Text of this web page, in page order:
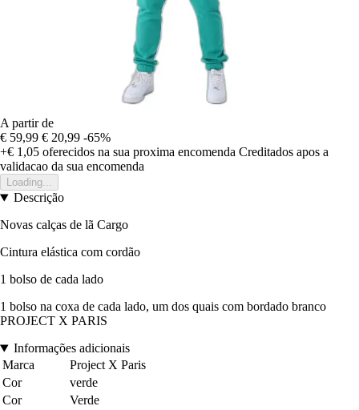
A partir de
€ 59,99 € 20,99 -65%
+€ 1,05 oferecidos na sua proxima encomenda Creditados apos a
validacao da sua encomenda
Loading...
Descrição
Novas calças de lã Cargo
Cintura elástica com cordão
1 bolso de cada lado
1 bolso na coxa de cada lado, um dos quais com bordado branco
PROJECT X PARIS
Informações adicionais
Marca
Project X Paris
Cor
verde
Cor
Verde